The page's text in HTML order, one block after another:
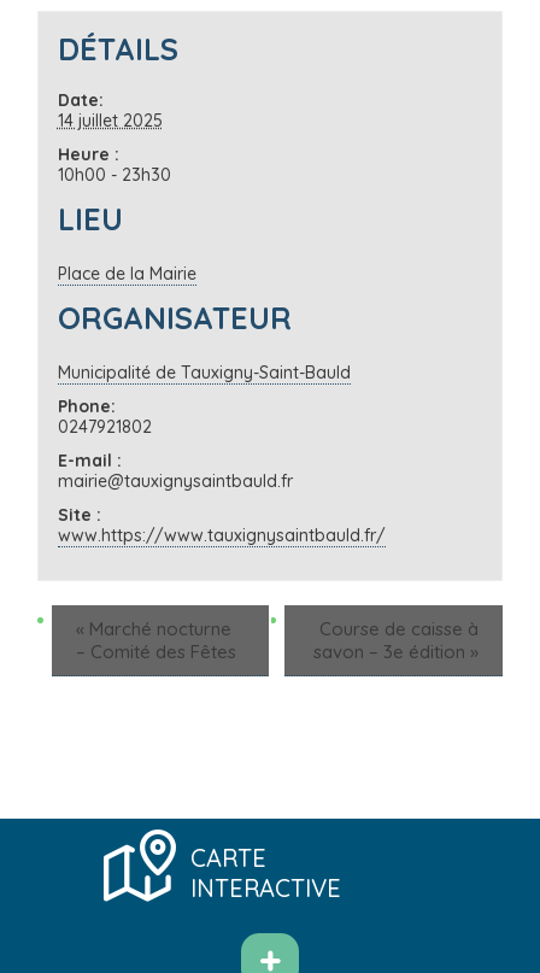
DÉTAILS
Date:
14 juillet 2025
Heure :
10h00 - 23h30
LIEU
Place de la Mairie
ORGANISATEUR
Municipalité de Tauxigny-Saint-Bauld
Phone:
0247921802
E-mail :
mairie@tauxignysaintbauld.fr
Site :
www.https://www.tauxignysaintbauld.fr/
« Marché nocturne
– Comité des Fêtes
Course de caisse à
savon – 3e édition »
CARTE
INTERACTIVE